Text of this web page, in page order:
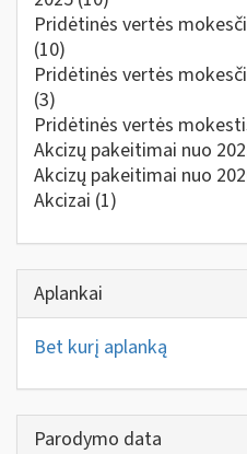
Pridėtinės vertės
(10)
Pridėtinės vertės
(3)
Pridėtinės vertės
Akcizų pakeitimai nuo
Akcizų pakeitimai nuo
Akcizai (1)
Aplankai
Bet kurį aplanką
Parodymo data